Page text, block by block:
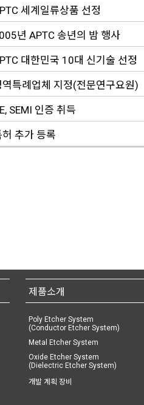
세계일류상품 선정
년 APTC 송년의 밤 행사
대한민국 10대 신기술 선정
역특례업체 지정(전문연구요원)
SEMI 인증 취득
허 추가 등록
제품소개
Poly Etcher System
(Conductor Etcher System)
Metal Etcher System
Oxide Etcher System
(Dielectric Etcher System)
개발 계획 장비